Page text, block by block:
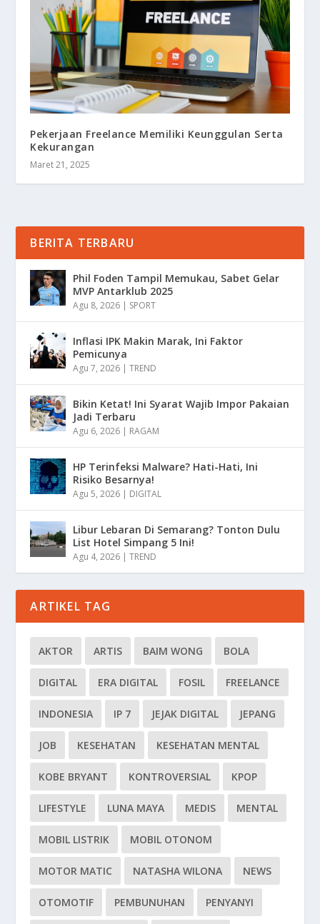
Pekerjaan Freelance Memiliki Keunggulan Serta
Kekurangan
Maret 21, 2025
BERITA TERBARU
Phil Foden Tampil Memukau, Sabet Gelar
MVP Antarklub 2025
Agu 8, 2026 | SPORT
Inflasi IPK Makin Marak, Ini Faktor
Pemicunya
Agu 7, 2026 |TREND
Bikin Ketat! Ini Syarat Wajib Impor Pakaian
Jadi Terbaru
Agu 6, 2026 | RAGAM
HP Terinfeksi Malware? Hati-Hati, Ini
Risiko Besarnya!
Agu 5, 2026 | DIGITAL
Libur Lebaran Di Semarang? Tonton Dulu
List Hotel Simpang 5 Ini!
Agu 4, 2026 |TREND
ARTIKEL TAG
AKTOR ARTIS BAIM WONG BOLA
DIGITAL ERA DIGITAL FOSIL FREELANCE
INDONESIA IP 7 JEJAK DIGITAL JEPANG
JOB KESEHATAN KESEHATAN MENTAL
KOBE BRYANT KONTROVERSIAL KPOP
LIFESTYLE LUNA MAYA MEDIS MENTAL
MOBIL LISTRIK MOBIL OTONOM
MOTOR MATIC NATASHA WILONA NEWS
OTOMOTIF PEMBUNUHAN PENYANYI